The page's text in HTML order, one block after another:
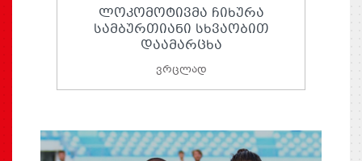
ᲚᲝᲙᲝᲛᲝᲢᲘᲕᲛᲐ ᲩᲘᲮᲣᲠᲐ
ᲡᲐᲛᲑᲣᲠᲗᲘᲐᲜᲘ ᲡᲮᲕᲐᲝᲑᲘᲗ
ᲓᲐᲐᲛᲐᲠᲪᲮᲐ
ვრცლად